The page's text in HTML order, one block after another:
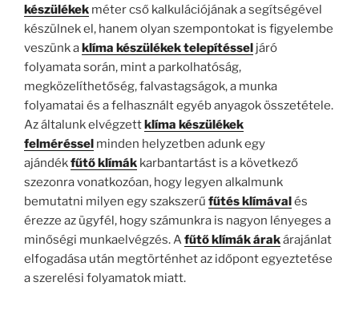
készülékek méter cső kalkulációjának a segítségével
készülnek el, hanem olyan szempontokat is figyelembe
veszünk a klíma készülékek telepítéssel járó
folyamata során, mint a parkolhatóság,
megközelíthetőség, falvastagságok, a munka
folyamatai és a felhasznált egyéb anyagok összetétele.
Az általunk elvégzett klíma készülékek
felméréssel minden helyzetben adunk egy
ajándékfűtő klímák karbantartást is a következő
szezonra vonatkozóan, hogy legyen alkalmunk
bemutatni milyen egy szakszerű fűtés klímával és
érezze az ügyfél, hogy számunkra is nagyon lényeges a
minőségi munkaelvégzés. Afűtő klímák árakárajánlat
elfogadása után megtörténhet az időpont egyeztetése
a szerelési folyamatok miatt.